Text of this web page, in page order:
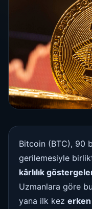
Bitcoin (BTC), 90
gerilemesiyle
kârlılık
Uzmanlara göre
yana ilk kez erken